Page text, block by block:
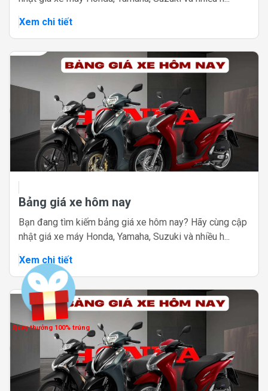
Xem chi tiết
Bảng giá xe hôm nay
Bạn đang tìm kiếm bảng giá xe hôm nay? Hãy cùng cập
nhật giá xe máy Honda, Yamaha, Suzuki và nhiều h...
Xem chi tiết
Quay thưởng 100% trúng